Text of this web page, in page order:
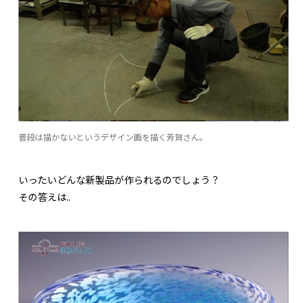
普段は描かないというデザイン画を描く芳賀さん。
いったいどんな新製品が作られるのでしょう？
その答えは..